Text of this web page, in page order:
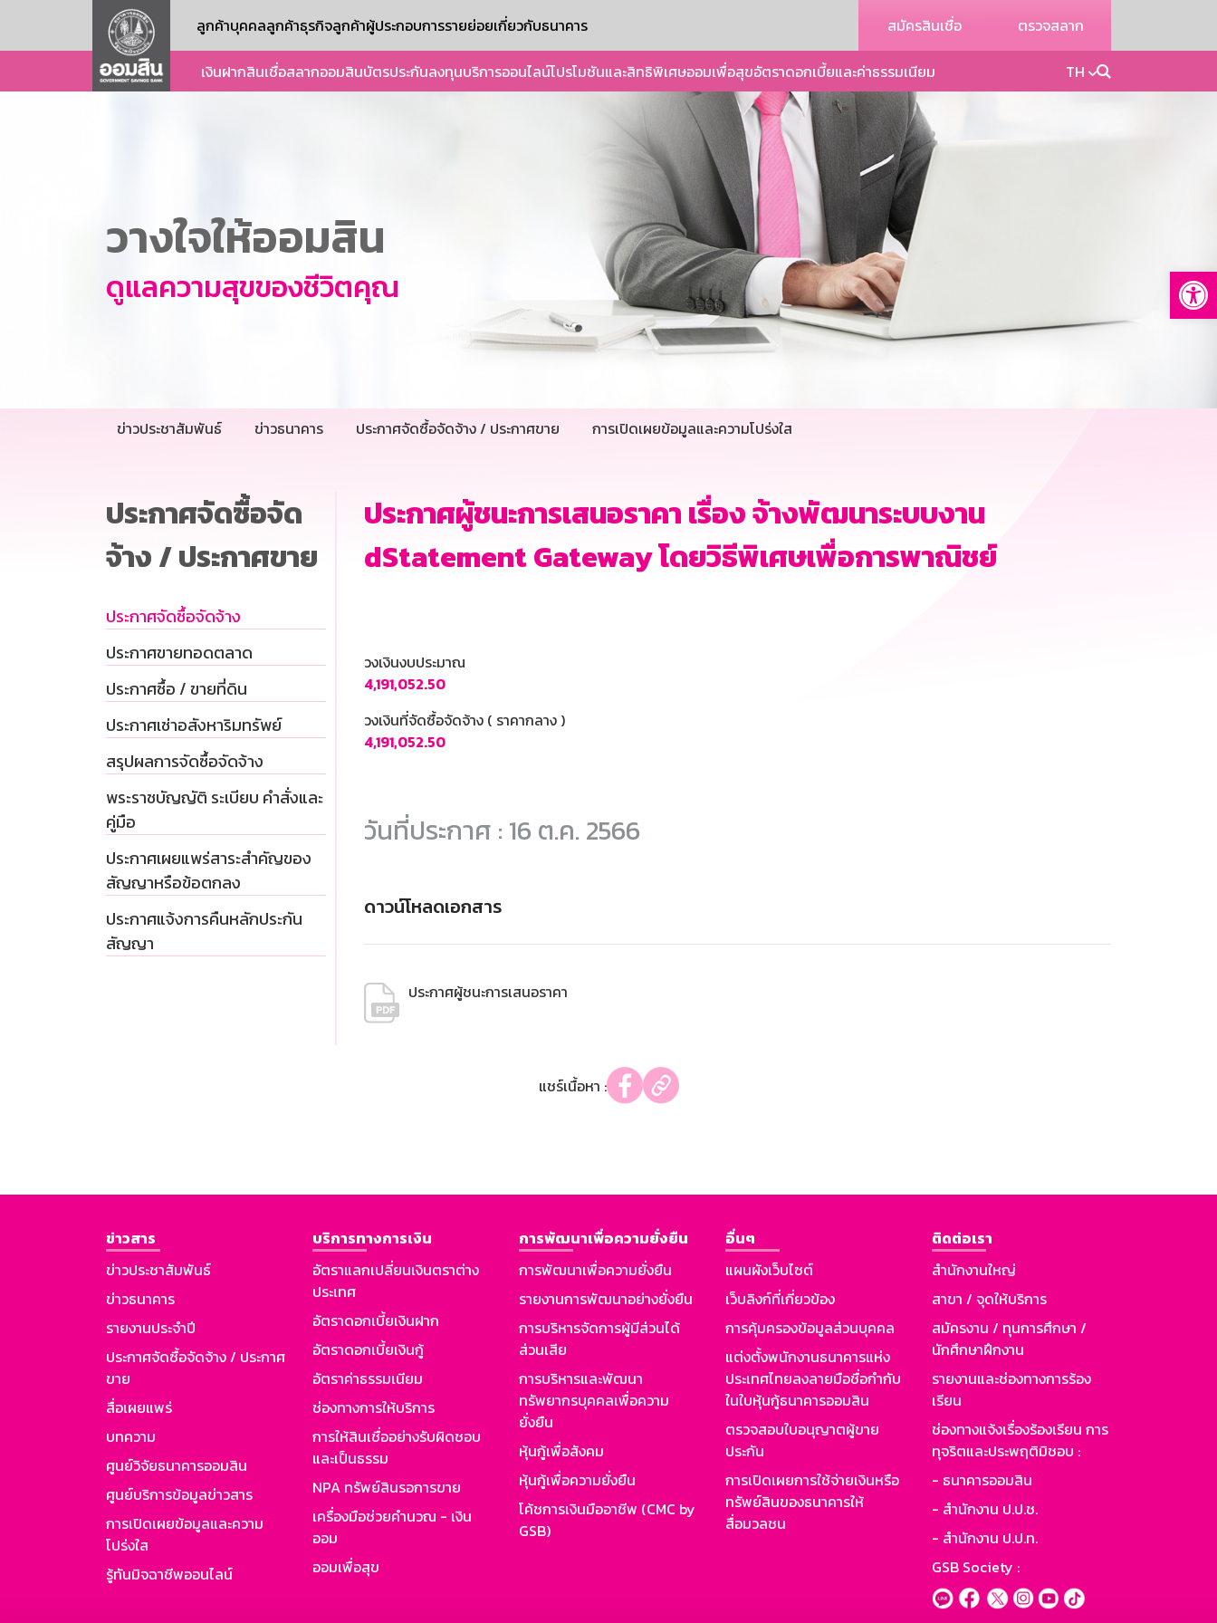
ลูกค้าบุคคลลูกค้าธุรกิจลูกค้าผู้ประกอบการรายย่อยเกี่ยวกับธนาคาร สมัครสินเชื่อ ตรวจสลาก
เงินฝากสินเชื่อสลากออมสินบัตรประกันลงทุนบริการออนไลน์โปรโมชันและสิทธิพิเศษออมเพื่อสุขอัตราดอกเบี้ยและค่าธรรมเนียม TH
วางใจให้ออมสิน
ดูแลความสุขของชีวิตคุณ
ข่าวประชาสัมพันธ์ ข่าวธนาคาร ประกาศจัดซื้อจัดจ้าง / ประกาศขาย การเปิดเผยข้อมูลและความโปร่งใส
ประกาศจัดซื้อจัด
จ้าง / ประกาศขาย
ประกาศจัดซื้อจัดจ้าง
ประกาศขายทอดตลาด
ประกาศซื้อ / ขายที่ดิน
ประกาศเช่าอสังหาริมทรัพย์
สรุปผลการจัดซื้อจัดจ้าง
พระราชบัญญัติ ระเบียบ คำสั่งและ
คู่มือ
ประกาศเผยแพร่สาระสำคัญของ
สัญญาหรือข้อตกลง
ประกาศแจ้งการคืนหลักประกัน
สัญญา
ประกาศผู้ชนะการเสนอราคา เรื่อง จ้างพัฒนาระบบงาน
dStatement Gateway โดยวิธีพิเศษเพื่อการพาณิชย์
วงเงินงบประมาณ
4,191,052.50
วงเงินที่จัดซื้อจัดจ้าง ( ราคากลาง )
4,191,052.50
วันที่ประกาศ : 16 ต.ค. 2566
ดาวน์โหลดเอกสาร
ประกาศผู้ชนะการเสนอราคา
แชร์เนื้อหา :
ข่าวสาร
ข่าวประชาสัมพันธ์
ข่าวธนาคาร
รายงานประจำปี
ประกาศจัดซื้อจัดจ้าง / ประกาศ
ขาย
สื่อเผยแพร่
บทความ
ศูนย์วิจัยธนาคารออมสิน
ศูนย์บริการข้อมูลข่าวสาร
การเปิดเผยข้อมูลและความ
โปร่งใส
รู้ทันมิจฉาชีพออนไลน์
บริการทางการเงิน
อัตราแลกเปลี่ยนเงินตราต่าง
ประเทศ
อัตราดอกเบี้ยเงินฝาก
อัตราดอกเบี้ยเงินกู้
อัตราค่าธรรมเนียม
ช่องทางการให้บริการ
การให้สินเชื่ออย่างรับผิดชอบ
และเป็นธรรม
NPA ทรัพย์สินรอการขาย
เครื่องมือช่วยคำนวณ - เงิน
ออม
ออมเพื่อสุข
การพัฒนาเพื่อความยั่งยืน
การพัฒนาเพื่อความยั่งยืน
รายงานการพัฒนาอย่างยั่งยืน
การบริหารจัดการผู้มีส่วนได้
ส่วนเสีย
การบริหารและพัฒนา
ทรัพยากรบุคคลเพื่อความ
ยั่งยืน
หุ้นกู้เพื่อสังคม
หุ้นกู้เพื่อความยั่งยืน
โค้ชการเงินมืออาชีพ (CMC by
GSB)
อื่นๆ
แผนผังเว็บไซต์
เว็บลิงก์ที่เกี่ยวข้อง
การคุ้มครองข้อมูลส่วนบุคคล
แต่งตั้งพนักงานธนาคารแห่ง
ประเทศไทยลงลายมือชื่อกำกับ
ในใบหุ้นกู้ธนาคารออมสิน
ตรวจสอบใบอนุญาตผู้ขาย
ประกัน
การเปิดเผยการใช้จ่ายเงินหรือ
ทรัพย์สินของธนาคารให้
สื่อมวลชน
ติดต่อเรา
สำนักงานใหญ่
สาขา / จุดให้บริการ
สมัครงาน / ทุนการศึกษา /
นักศึกษาฝึกงาน
รายงานและช่องทางการร้อง
เรียน
ช่องทางแจ้งเรื่องร้องเรียน การ
ทุจริตและประพฤติมิชอบ :
- ธนาคารออมสิน
- สำนักงาน ป.ป.ช.
- สำนักงาน ป.ป.ท.
GSB Society :